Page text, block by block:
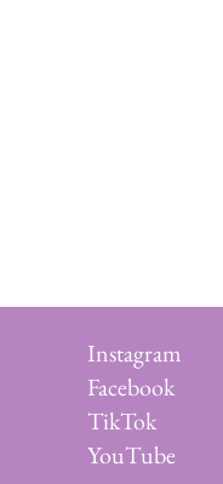
Instagram
Facebook
TikTok
YouTube